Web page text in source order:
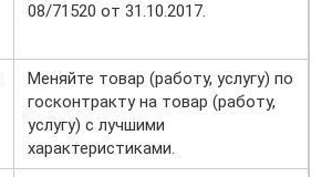
08/71520 от 31.10.2017.
Меняйте товар (работу, услугу) по
госконтракту на товар (работу,
услугу) с лучшими
характеристиками.